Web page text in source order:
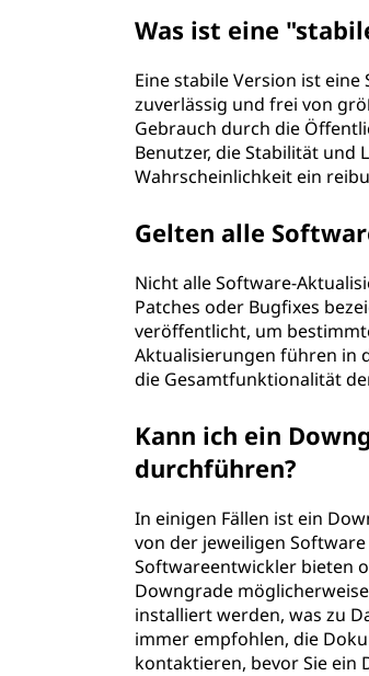
Was ist eine
Eine stabile Version ist
zuverlässig und frei von
Gebrauch durch die
Benutzer, die Stabilität
Wahrscheinlichkeit ein
Gelten alle
Nicht alle Software-
Patches oder Bugfixes
veröffentlicht, um
Aktualisierungen führen in
die Gesamtfunktionalität
Kann ich ein
durchführen?
In einigen Fällen ist ein
von der jeweiligen
Softwareentwickler bieten
Downgrade
installiert werden, was zu
immer empfohlen, die
kontaktieren, bevor Sie